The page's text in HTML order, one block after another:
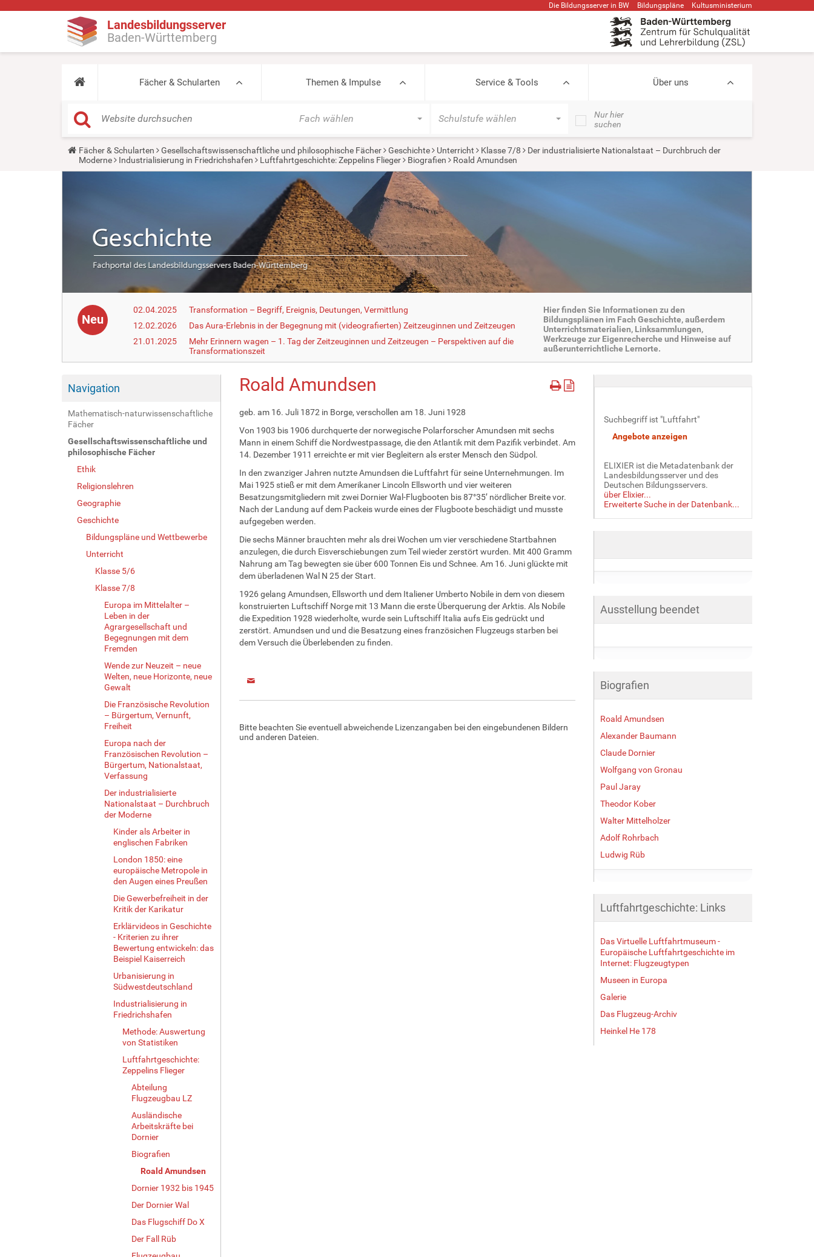
Die Bildungsserver in BW Bildungspläne Kultusministerium
Landesbildungsserver
Baden-Württemberg
Fächer & Schularten Themen & Impulse Service & Tools Über uns
Fach wählen Schulstufe wählen
Nur hier
suchen
Y
u
Fächer & Schularten Gesellschaftswissenschaftliche und philosophische Fächer Geschichte Unterricht Klasse 7/8
Der industrialisierte Nationalstaat – Durchbruch der
Moderne
Industrialisierung in Friedrichshafen Luftfahrtgeschichte: Zeppelins Flieger Biografien Roald Amundsen
Neu
02.04.2025
Transformation – Begriff, Ereignis, Deutungen, Vermittlung
12.02.2026
Das Aura-Erlebnis in der Begegnung mit (videografierten) Zeitzeuginnen und Zeitzeugen
21.01.2025
Mehr Erinnern wagen – 1. Tag der Zeitzeuginnen und Zeitzeugen – Perspektiven auf die
Transformationszeit
Hier finden Sie Informationen zu den
Bildungsplänen im Fach Geschichte, außerdem
Unterrichtsmaterialien, Linksammlungen,
Werkzeuge zur Eigenrecherche und Hinweise auf
außerunterrichtliche Lernorte.
Navigation
Mathematisch-naturwissenschaftliche
Fächer
Gesellschaftswissenschaftliche und
philosophische Fächer
Ethik
Religionslehren
Geographie
Geschichte
Bildungspläne und Wettbewerbe
Unterricht
Klasse 5/6
Klasse 7/8
Europa im Mittelalter –
Leben in der
Agrargesellschaft und
Begegnungen mit dem
Fremden
Wende zur Neuzeit – neue
Welten, neue Horizonte, neue
Gewalt
Die Französische Revolution
– Bürgertum, Vernunft,
Freiheit
Europa nach der
Französischen Revolution –
Bürgertum, Nationalstaat,
Verfassung
Der industrialisierte
Nationalstaat – Durchbruch
der Moderne
Kinder als Arbeiter in
englischen Fabriken
London 1850: eine
europäische Metropole in
den Augen eines Preußen
Die Gewerbefreiheit in der
Kritik der Karikatur
Erklärvideos in Geschichte
- Kriterien zu ihrer
Bewertung entwickeln: das
Beispiel Kaiserreich
Urbanisierung in
Südwestdeutschland
Industrialisierung in
Friedrichshafen
Methode: Auswertung
von Statistiken
Luftfahrtgeschichte:
Zeppelins Flieger
Abteilung
Flugzeugbau LZ
Ausländische
Arbeitskräfte bei
Dornier
Biografien
Roald Amundsen
Dornier 1932 bis 1945
Der Dornier Wal
Das Flugschiff Do X
Der Fall Rüb
Roald Amundsen
geb. am 16. Juli 1872 in Borge, verschollen am 18. Juni 1928
Von 1903 bis 1906 durchquerte der norwegische Polarforscher Amundsen mit sechs
Mann in einem Schiff die Nordwestpassage, die den Atlantik mit dem Pazifik verbindet. Am
14. Dezember 1911 erreichte er mit vier Begleitern als erster Mensch den Südpol.
In den zwanziger Jahren nutzte Amundsen die Luftfahrt für seine Unternehmungen. Im
Mai 1925 stieß er mit dem Amerikaner Lincoln Ellsworth und vier weiteren
Besatzungsmitgliedern mit zwei Dornier Wal-Flugbooten bis 87°35’ nördlicher Breite vor.
Nach der Landung auf dem Packeis wurde eines der Flugboote beschädigt und musste
aufgegeben werden.
Die sechs Männer brauchten mehr als drei Wochen um vier verschiedene Startbahnen
anzulegen, die durch Eisverschiebungen zum Teil wieder zerstört wurden. Mit 400 Gramm
Nahrung am Tag bewegten sie über 600 Tonnen Eis und Schnee. Am 16. Juni glückte mit
dem überladenen Wal N 25 der Start.
1926 gelang Amundsen, Ellsworth und dem Italiener Umberto Nobile in dem von diesem
konstruierten Luftschiff Norge mit 13 Mann die erste Überquerung der Arktis. Als Nobile
die Expedition 1928 wiederholte, wurde sein Luftschiff Italia aufs Eis gedrückt und
zerstört. Amundsen und und die Besatzung eines französichen Flugzeugs starben bei
dem Versuch die Überlebenden zu finden.
Bitte beachten Sie eventuell abweichende Lizenzangaben bei den eingebundenen Bildern
und anderen Dateien.
Suchbegriff ist "Luftfahrt"
ELIXIER ist die Metadatenbank der
Landesbildungsserver und des
Deutschen Bildungsservers.
über Elixier...
Erweiterte Suche in der Datenbank...
Ausstellung beendet
Biografien
Roald Amundsen
Alexander Baumann
Claude Dornier
Wolfgang von Gronau
Paul Jaray
Theodor Kober
Walter Mittelholzer
Adolf Rohrbach
Ludwig Rüb
Luftfahrtgeschichte: Links
Das Virtuelle Luftfahrtmuseum -
Europäische Luftfahrtgeschichte im
Internet: Flugzeugtypen
Museen in Europa
Galerie
Das Flugzeug-Archiv
Heinkel He 178